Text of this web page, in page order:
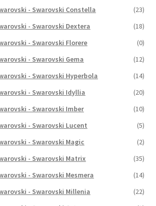
- Swarovski Constella
(23)
- Swarovski Dextera
(18)
- Swarovski Florere
(0)
- Swarovski Gema
(12)
- Swarovski Hyperbola
(14)
- Swarovski Idyllia
(20)
- Swarovski Imber
(10)
- Swarovski Lucent
(5)
- Swarovski Magic
(2)
- Swarovski Matrix
(35)
- Swarovski Mesmera
(14)
- Swarovski Millenia
(22)